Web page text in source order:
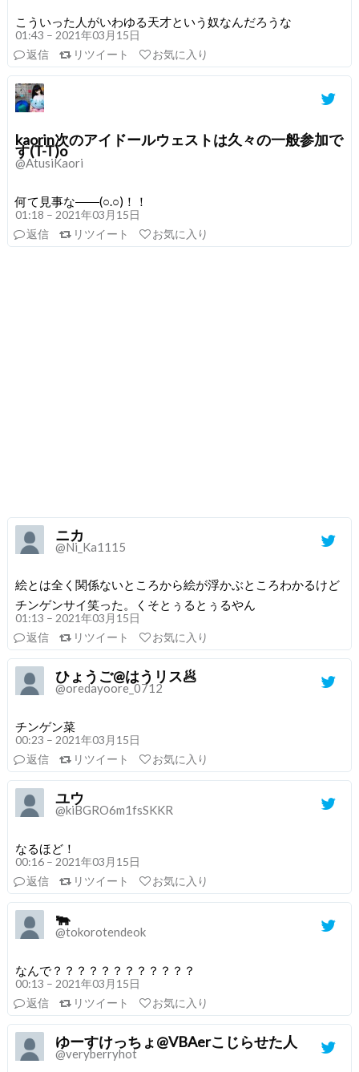
こういった人がいわゆる天才という奴なんだろうな
01:43 – 2021年03月15日
返信
リツイート お気に入り
kaorin次のアイドールウェストは久々の一般参加で
す(T-T)o
@AtusiKaori
何て見事な――(○.○)！！
01:18 – 2021年03月15日
返信
リツイート お気に入り
ニカ
@Ni_Ka1115
絵とは全く関係ないところから絵が浮かぶところわかるけど
チンゲンサイ笑った。くそとぅるとぅるやん
01:13 – 2021年03月15日
返信
リツイート お気に入り
ひょうご@はうリス🥟
@oredayoore_0712
チンゲン菜
00:23 – 2021年03月15日
返信
リツイート お気に入り
ユウ
@kiBGRO6m1fsSKKR
なるほど！
00:16 – 2021年03月15日
返信
リツイート お気に入り
🐃
@tokorotendeok
なんで？？？？？？？？？？？？
00:13 – 2021年03月15日
返信
リツイート お気に入り
ゆーすけっちょ@VBAerこじらせた人
@veryberryhot